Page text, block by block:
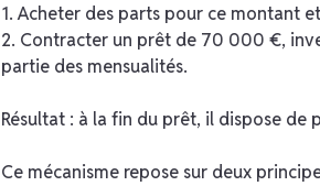
1. Acheter des parts pour ce montant
2. Contracter un prêt de 70 000 €,
partie des mensualités.
Résultat : à la fin du prêt, il dispose
Ce mécanisme repose sur deux